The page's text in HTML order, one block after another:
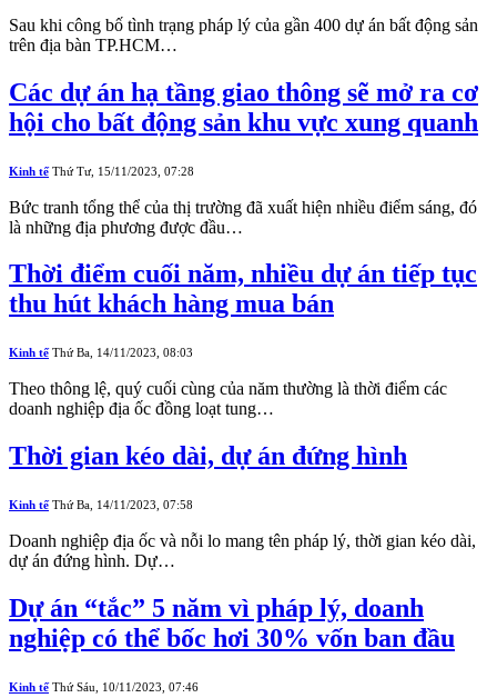
Sau khi công bố tình trạng pháp lý của gần 400 dự án bất động sản
trên địa bàn TP.HCM…
Các dự án hạ tầng giao thông sẽ mở ra cơ
hội cho bất động sản khu vực xung quanh
Kinh tế Thứ Tư, 15/11/2023, 07:28
Bức tranh tổng thể của thị trường đã xuất hiện nhiều điểm sáng, đó
là những địa phương được đầu…
Thời điểm cuối năm, nhiều dự án tiếp tục
thu hút khách hàng mua bán
Kinh tế Thứ Ba, 14/11/2023, 08:03
Theo thông lệ, quý cuối cùng của năm thường là thời điểm các
doanh nghiệp địa ốc đồng loạt tung…
Thời gian kéo dài, dự án đứng hình
Kinh tế Thứ Ba, 14/11/2023, 07:58
Doanh nghiệp địa ốc và nỗi lo mang tên pháp lý, thời gian kéo dài,
dự án đứng hình. Dự…
Dự án “tắc” 5 năm vì pháp lý, doanh
nghiệp có thể bốc hơi 30% vốn ban đầu
Kinh tế Thứ Sáu, 10/11/2023, 07:46